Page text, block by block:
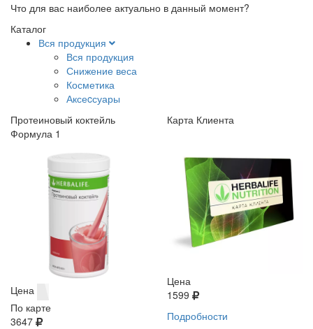
Что для вас наиболее актуально в данный момент?
Каталог
Вся продукция
Вся продукция
Снижение веса
Косметика
Аксеcсуары
Протеиновый коктейль
Формула 1
Цена
По карте
3647
Карта Клиента
Цена
1599
Подробности